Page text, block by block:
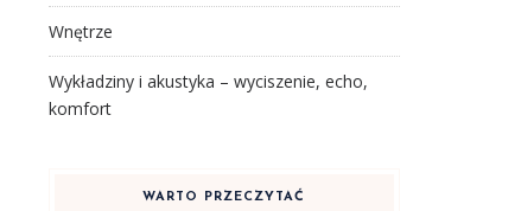
Wnętrze
Wykładziny i akustyka – wyciszenie, echo,
komfort
WARTO PRZECZYTAĆ